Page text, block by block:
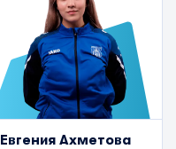
Евгения Ахметова